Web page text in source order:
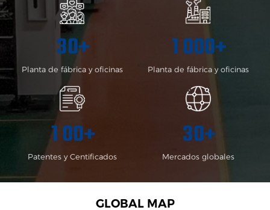
30+
Planta de fábrica y oficinas
1000+
Planta de fábrica y oficinas
100+
Patentes y Centificados
30+
Mercados globales
GLOBAL MAP